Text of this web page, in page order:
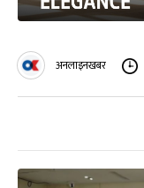
अनलाइनखबर